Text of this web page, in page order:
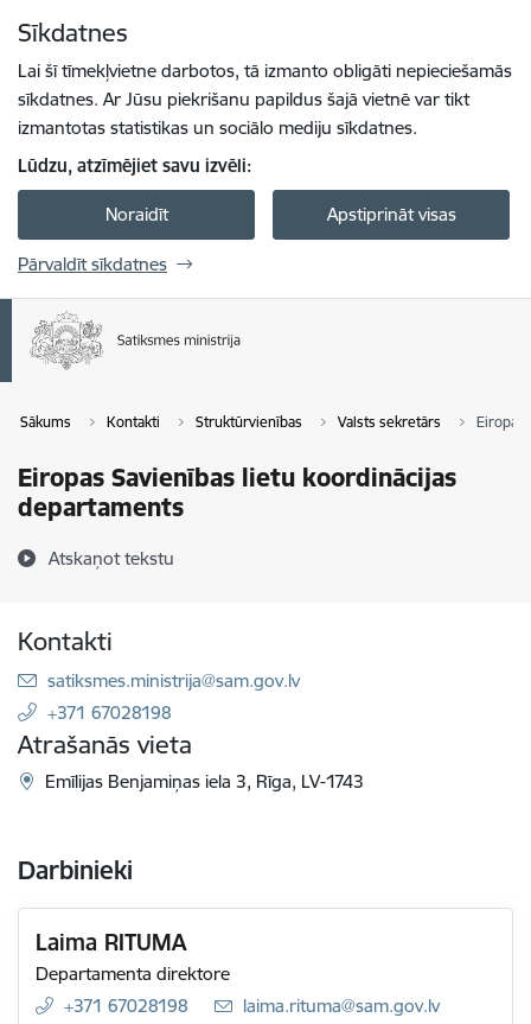
Sīkdatnes
Lai šī tīmekļvietne darbotos, tā izmanto obligāti nepieciešamās
sīkdatnes. Ar Jūsu piekrišanu papildus šajā vietnē var tikt
izmantotas statistikas un sociālo mediju sīkdatnes.
Lūdzu, atzīmējiet savu izvēli:
Noraidīt Apstiprināt visas
Pārvaldīt sīkdatnes
Sākums Kontakti Struktūrvienības Valsts sekretārs Eiropas
Eiropas Savienības lietu koordinācijas
departaments
Atskaņot tekstu
Kontakti
E-pasts:
satiksmes.ministrija@sam.gov.lv
+371 67028198
Atrašanās vieta
Emīlijas Benjamiņas iela 3, Rīga, LV-1743
Darbinieki
Laima RITUMA
Departamenta direktore
+371 67028198
E-pasts:
laima.rituma@sam.gov.lv